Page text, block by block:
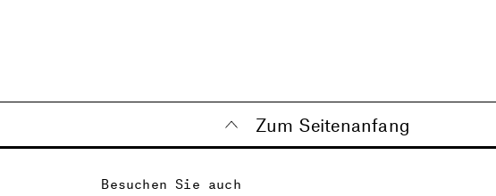
Zum Seitenanfang
Besuchen Sie auch